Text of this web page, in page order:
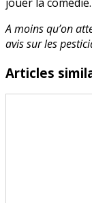
A moins qu’on
avis sur les
Articles